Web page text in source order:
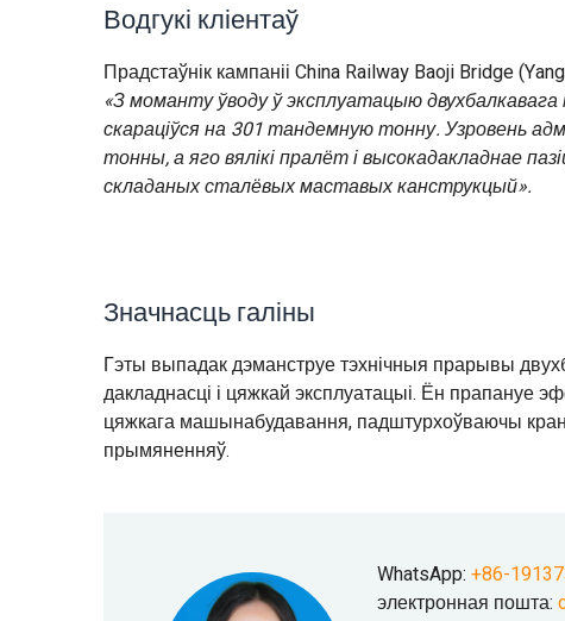
Водгукі кліентаў
Прадстаўнік кампаніі China Railway Baoji Bridge
«З моманту ўводу ў эксплуатацыю
скараціўся на 301 тандемную тонну. Узровень
тонны, а яго вялікі пралёт і высокадакладнае
складаных сталёвых маставых канструкцый».
Значнасць галіны
Гэты выпадак дэманструе тэхнічныя прарывы
дакладнасці і цяжкай эксплуатацыі. Ён прапануе
цяжкага машынабудавання, падштурхоўваючы
прымяненняў.
WhatsApp: +86-
электронная пошта: